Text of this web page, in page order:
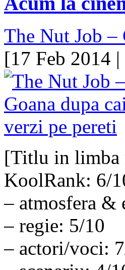
The Nut Job –
[17 Feb 2014 |
[Titlu in limba
KoolRank: 6/
– atmosfera &
– regie: 5/10
– actori/voci: